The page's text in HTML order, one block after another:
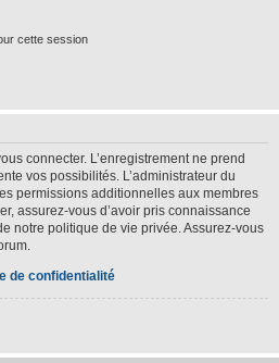
cette session
connecter. L’enregistrement ne prend
vos possibilités. L’administrateur du
permissions additionnelles aux membres
assurez-vous d’avoir pris connaissance
notre politique de vie privée. Assurez-vous
de confidentialité